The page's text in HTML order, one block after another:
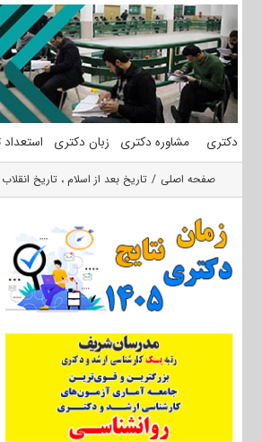
محتوا
دکتری مشاوره دکتری زبان دکتری
صفحه اصلی تاریخ بعد از اسلام ، تاریخ